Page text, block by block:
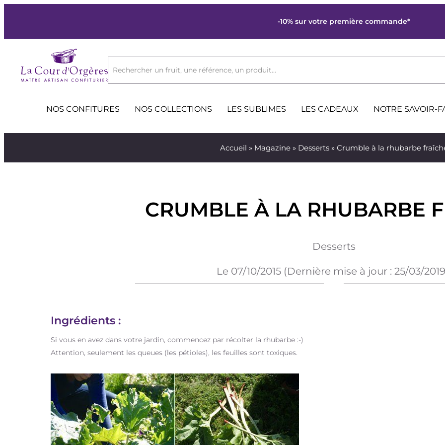
-10% sur votre première commande*
Rechercher un fruit, une référence, un produit...
NOS CONFITURES NOS COLLECTIONS LES SUBLIMES LES CADEAUX NOTRE SAVOIR-
Accueil » Magazine» Desserts» Crumble à la rhubarbe
CRUMBLE À LA RHUBARBE
Desserts
Le 07/10/2015(Dernière mise à jour : 25/03/
Ingrédients :
Si vous en avez dans votre jardin, commencez par récolter la rhubarbe :-)
Attention, seulement les queues (les pétioles), les feuilles sont toxiques.